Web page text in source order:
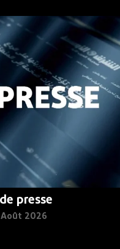
presse
2026